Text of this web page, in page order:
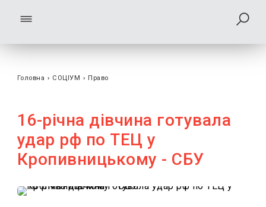
Головна › СОЦІУМ › Право
16-річна дівчина готувала
удар рф по ТЕЦ у
Кропивницькому - СБУ